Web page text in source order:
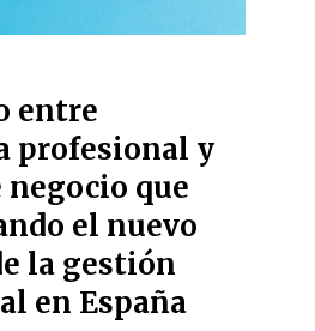
entre
profesional y
negocio que
el nuevo
la gestión
en España